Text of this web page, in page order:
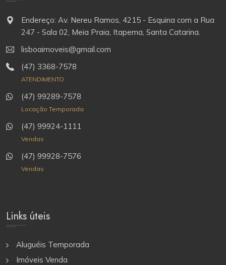
Endereço: Av. Nereu Ramos, 4215 - Esquina com a Rua
247 - Sala 02, Meia Praia, Itapema, Santa Catarina.
lisboaimoveis@gmail.com
(47) 3368-7578
ATENDIMENTO
(47) 99289-7578
Locação Temporada
(47) 99924-1111
Vendas
(47) 99928-7576
Vendas
Links úteis
Aluguéis Temporada
Imóveis Venda